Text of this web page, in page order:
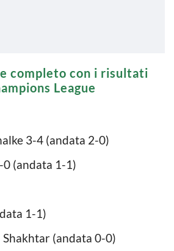
completo con i risultati
League
3-4 (andata 2-0)
(andata 1-1)
1-1)
(andata 0-0)